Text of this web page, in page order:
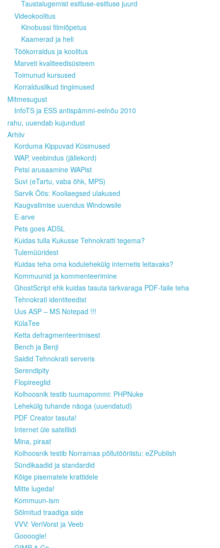
Taustalugemist esitluse-esitluse juurd
Videokoolitus
Kinobussi filmiõpetus
Kaamerad ja heli
Töökorraldus ja koolitus
Marveti kvaliteedisüsteem
Toimunud kursused
Korralduslikud tingimused
Mitmesugust
InfoTS ja ESS antispämmi-eelnõu 2010
rahu, uuendab kujundust
Arhiiv
Korduma Kippuvad Küsimused
WAP, veebindus (jällekord)
Petsi arusaamine WAPist
Suvi (eTartu, vaba õhk, MPS)
Sarvik Öös: Kooliaegsed ulakused
Kaugvalimise uuendus Windowsile
E-arve
Pets goes ADSL
Kuidas tulla Kukusse Tehnokratti tegema?
Tulemüüridest
Kuidas teha oma kodulehekülg internetis leitavaks?
Kommuunid ja kommenteerimine
GhostScript ehk kuidas tasuta tarkvaraga PDF-faile teha
Tehnokrati identiteedist
Uus ASP – MS Notepad !!!
KülaTee
Ketta defragmenteerimisest
Bench ja Benji
Saidid Tehnokrati serveris
Serendipity
Flopireeglid
Kolhoosnik testib tuumapommi: PHPNuke
Lehekülg tuhande näoga (uuendatud)
PDF Creator tasuta!
Internet üle satelliidi
Mina, piraat
Kolhoosnik testib Norramaa põllutööriistu: eZPublish
Sündikaadid ja standardid
Kõige pisematele krattidele
Mitte lugeda!
Kommuun-ism
Sõlmitud traadiga side
VVV: VeriVorst ja Veeb
Goooogle!